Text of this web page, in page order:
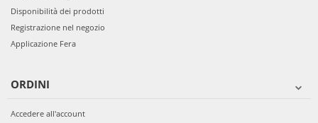
Disponibilità dei prodotti
Registrazione nel negozio
Applicazione Fera
ORDINI
Accedere all'account